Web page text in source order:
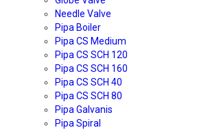
Needle Valve
Pipa Boiler
Pipa CS Medium
Pipa CS SCH 120
Pipa CS SCH 160
Pipa CS SCH 40
Pipa CS SCH 80
Pipa Galvanis
Pipa Spiral